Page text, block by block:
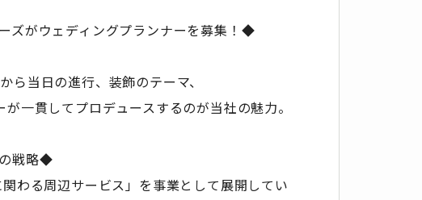
ズがウェディングプランナーを募集！◆
ら当日の進行、装飾のテーマ、
一貫してプロデュースするのが当社の魅力。
戦略◆
わる周辺サービス」を事業として展開してい